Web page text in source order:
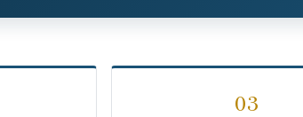
03